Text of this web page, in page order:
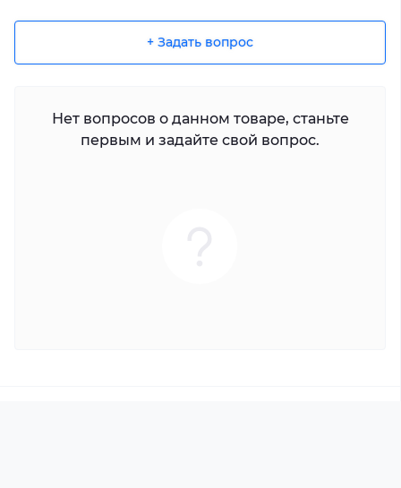
+ Задать вопрос
Нет вопросов о данном товаре, станьте
первым и задайте свой вопрос.